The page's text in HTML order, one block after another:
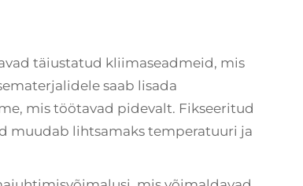
täiustatud kliimaseadmeid, mis
saab lisada
mis töötavad pidevalt. Fikseeritud
muudab lihtsamaks temperatuuri ja